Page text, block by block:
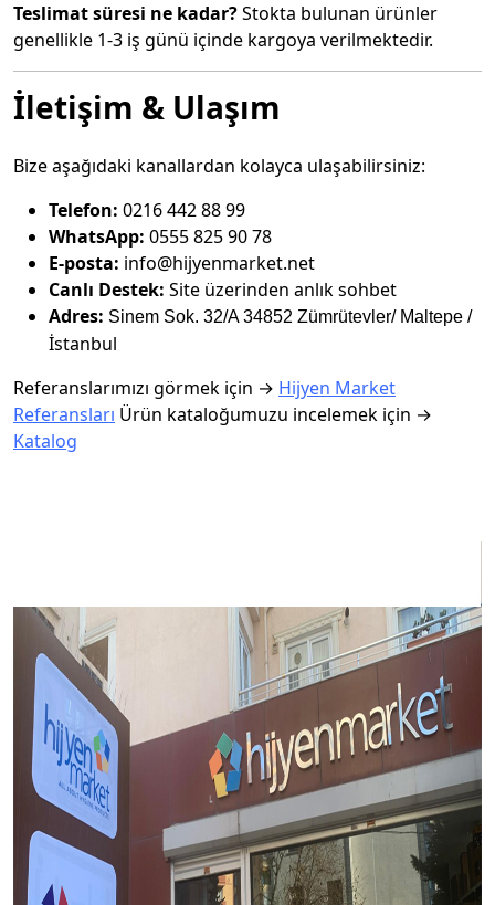
Teslimat süresi ne kadar?Stokta bulunan ürünler
genellikle 1-3 iş günü içinde kargoya verilmektedir.
İletişim & Ulaşım
Bize aşağıdaki kanallardan kolayca ulaşabilirsiniz:
Telefon: 0216 442 88 99
WhatsApp: 0555 825 90 78
E-posta: info@hijyenmarket.net
Canlı Destek: Site üzerinden anlık sohbet
Adres: Sinem Sok. 32/A 34852 Zümrütevler/ Maltepe /
İstanbul
Referanslarımızı görmek için → Hijyen Market
Referansları Ürün kataloğumuzu incelemek için →
Katalog